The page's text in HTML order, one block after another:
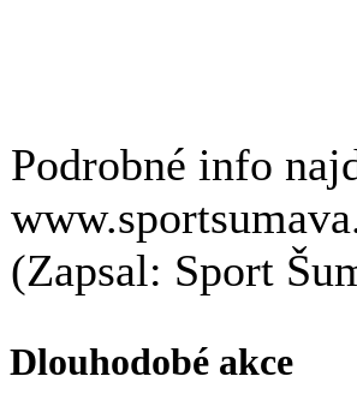
Podrobné info
(Zapsal: Sport
Dlouhodobé akce